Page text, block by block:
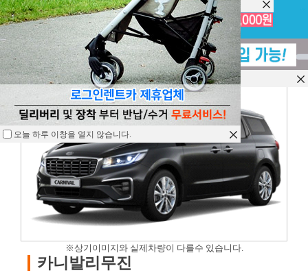
렌트카 예약하기
※상기이미지와 실제차량이 다를수 있습니다.
카니발리무진
오늘 하루 이창을 열지 않습니다.
오늘 하루 이창을 열지 않습니다.
오늘 하루 이창을 열지 않습니다.
오늘 하루 이창을 열지 않습니다.